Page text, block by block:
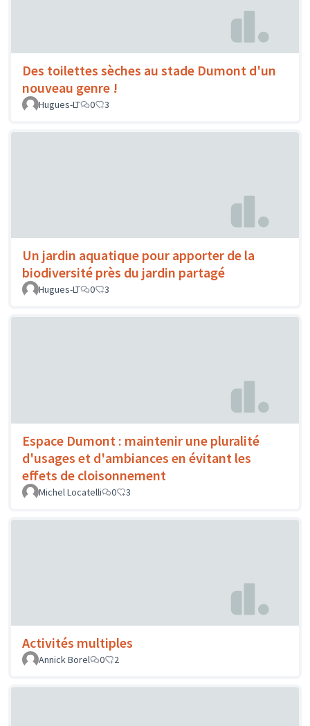
Des toilettes sèches au stade Dumont d'un
nouveau genre !
Hugues-LT 0 3
Un jardin aquatique pour apporter de la
biodiversité près du jardin partagé
Hugues-LT 0 3
Espace Dumont : maintenir une pluralité
d'usages et d'ambiances en évitant les
effets de cloisonnement
Michel Locatelli 0 3
Activités multiples
Annick Borel 0 2